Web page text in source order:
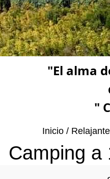
"El alma
"
Inicio Relajante
Camping a